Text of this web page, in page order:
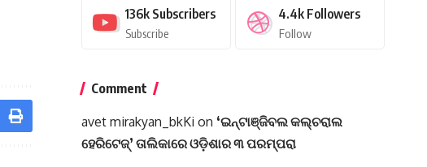
136k Subscribers
Subscribe
4.4k Followers
Follow
Comment
avet mirakyan_bkKi on ‘ଇନ୍‌ଟାଞ୍ଜିବଲ କଲ୍‌ଚରାଲ
ହେରିଟେଜ୍‌’ ତାଲିକାରେ ଓଡ଼ିଶାର ୩ ପରମ୍ପରା